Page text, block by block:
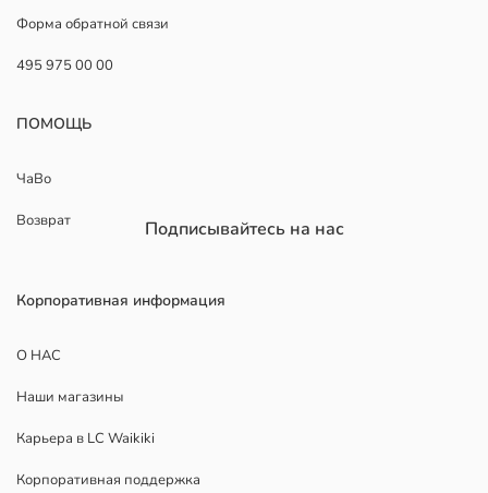
Форма обратной связи
495 975 00 00
ПОМОЩЬ
ЧаВо
Возврат
Корпоративная информация
О НАС
Наши магазины
Карьера в LC Waikiki
Корпоративная поддержка
Подписывайтесь на нас